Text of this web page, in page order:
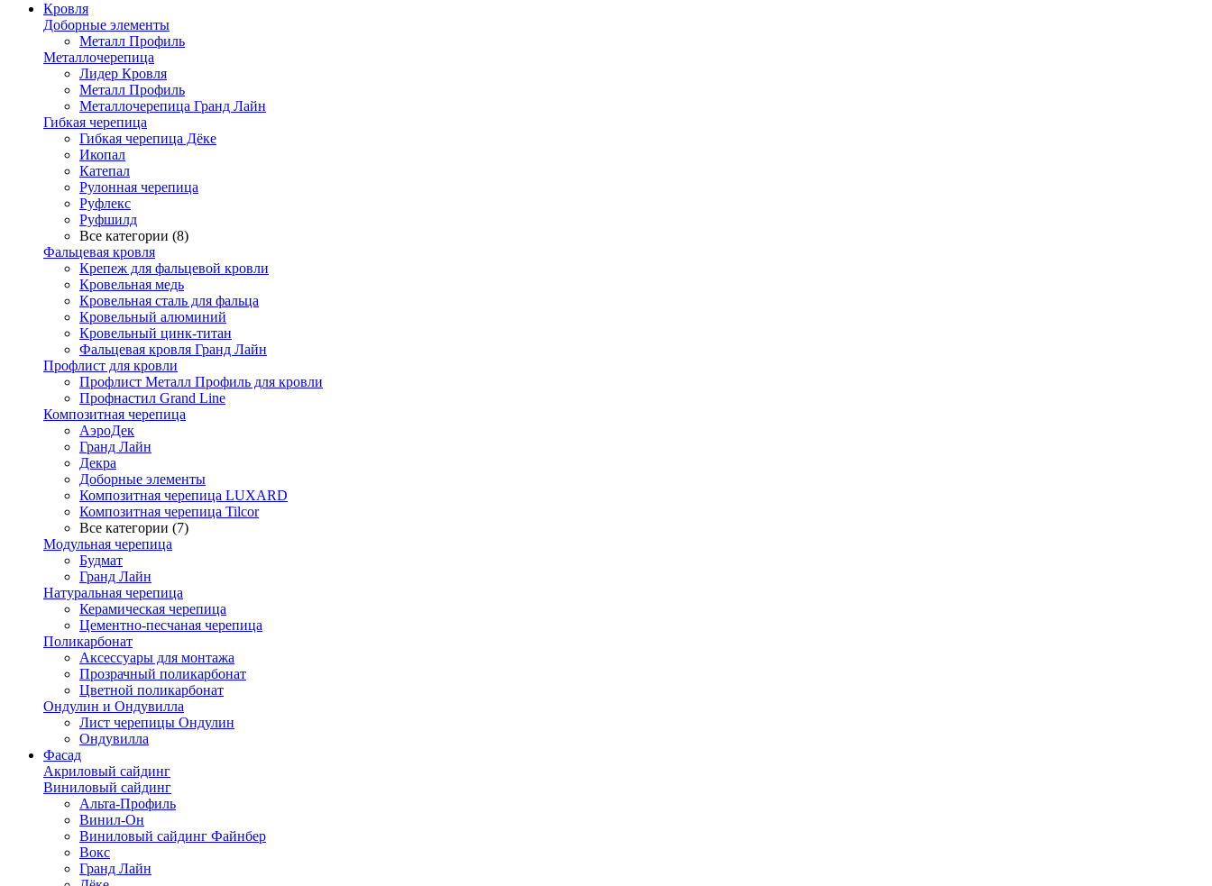
Кровля
Доборные элементы
Металл Профиль
Металлочерепица
Лидер Кровля
Металл Профиль
Металлочерепица Гранд Лайн
Гибкая черепица
Гибкая черепица Дёке
Икопал
Катепал
Рулонная черепица
Руфлекс
Руфшилд
Все категории (8)
Фальцевая кровля
Крепеж для фальцевой кровли
Кровельная медь
Кровельная сталь для фальца
Кровельный алюминий
Кровельный цинк-титан
Фальцевая кровля Гранд Лайн
Профлист для кровли
Профлист Металл Профиль для кровли
Профнастил Grand Line
Композитная черепица
АэроДек
Гранд Лайн
Декра
Доборные элементы
Композитная черепица LUXARD
Композитная черепица Tilcor
Все категории (7)
Модульная черепица
Будмат
Гранд Лайн
Натуральная черепица
Керамическая черепица
Цементно-песчаная черепица
Поликарбонат
Аксессуары для монтажа
Прозрачный поликарбонат
Цветной поликарбонат
Ондулин и Ондувилла
Лист черепицы Ондулин
Ондувилла
Фасад
Акриловый сайдинг
Виниловый сайдинг
Альта-Профиль
Винил-Он
Виниловый сайдинг Файнбер
Вокс
Гранд Лайн